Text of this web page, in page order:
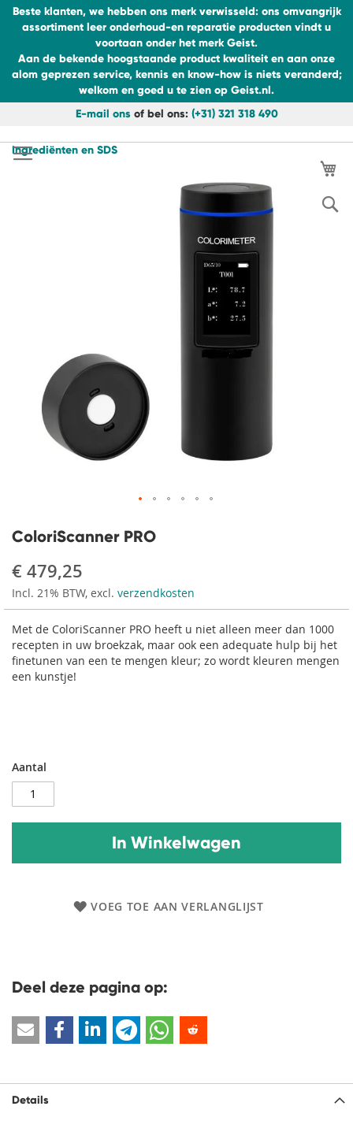
Beste klanten, we hebben ons merk verwisseld: ons omvangrijk
assortiment leer onderhoud-en reparatie producten vindt u
voortaan onder het merk Geist.
Aan de bekende hoogstaande product kwaliteit en aan onze
alom geprezen service, kennis en know-how is niets veranderd;
welkom en goed u te zien op Geist.nl.
E-mail onsof bel ons: (+31) 321 318 490
naar
de
Ga
naar
begin
van
de
afbeeldingen-
gallerij
ColoriScanner PRO
€ 479,25
Incl. 21% BTW, excl. verzendkosten
Met de ColoriScanner PRO heeft u niet alleen meer dan 1000
recepten in uw broekzak, maar ook een adequate hulp bij het
finetunen van een te mengen kleur; zo wordt kleuren mengen
een kunstje!
Aantal
In Winkelwagen
VOEG TOE AAN VERLANGLIJST
Deel deze pagina op:
Details
Ingrediënten en SDS